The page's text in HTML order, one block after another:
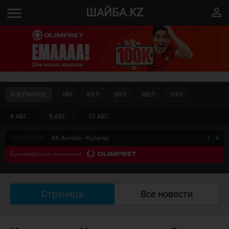
menu ШАЙБА.KZ perm_identity
8 АВГ. 9 АВГ. 10 АВГ.
ИЗБРАННОЕ ЧМ КХЛ ВХЛ МХЛ НХЛ
ХК Актобе - Кулагер 1 : 4
Букмекерская компания
Страница Все новости